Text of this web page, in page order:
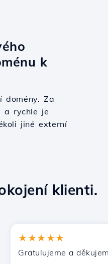
k
domény. Za
a rychle je
jiné externí
klienti.
Doporučil jsem vás
★★★★★
Gratulujeme a děkujeme